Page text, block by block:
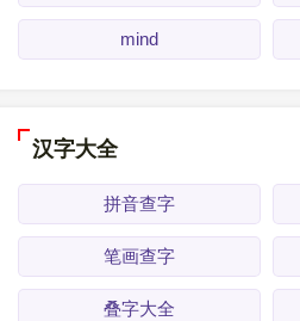
mind
汉字大全
拼音查字
笔画查字
叠字大全